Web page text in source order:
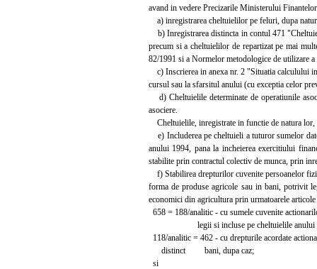
avand in vedere Precizarile Ministerului
a) inregistrarea cheltuielilor pe feluri, dupa
b) Inregistrarea distincta in contul 471
precum si a cheltuielilor de repartizat pe mai
82/1991 si a Normelor metodologice de utilizare
c) Inscrierea in anexa nr. 2 "Situatia calculului
cursul sau la sfarsitul anului (cu exceptia celor
d) Cheltuielile determinate de operatiunile
asociere.
Cheltuielile, inregistrate in functie de natura lor,
e) Includerea pe cheltuieli a tuturor sumelor
anului 1994, pana la incheierea exercitiului
stabilite prin contractul colectiv de munca, prin
f) Stabilirea drepturilor cuvenite persoanelor
forma de produse agricole sau in bani, potrivit
economici din agricultura prin urmatoarele
658 = 188/analitic - cu sumele cuvenite
legii si incluse pe cheltuielile anului
118/analitic = 462 - cu drepturile acordate
distinct bani, dupa caz;
si